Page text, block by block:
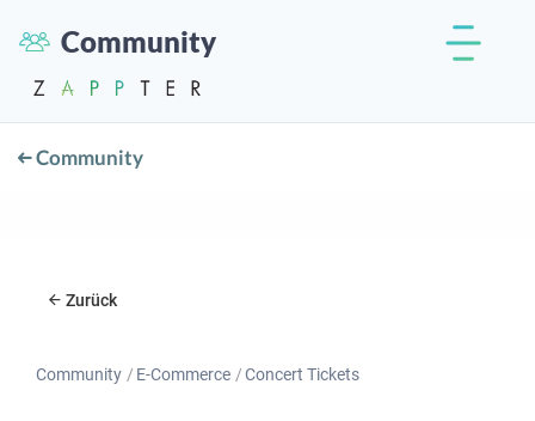
Community
Community
Zurück
Community E-Commerce Concert Tickets